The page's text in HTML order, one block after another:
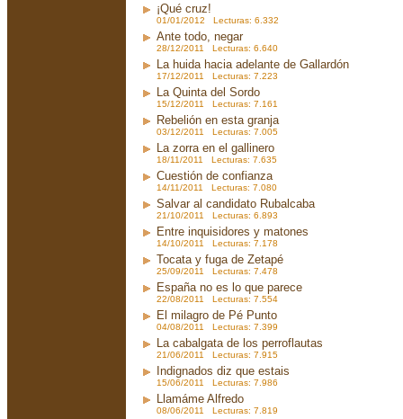
¡Qué cruz!
01/01/2012 Lecturas: 6.332
Ante todo, negar
28/12/2011 Lecturas: 6.640
La huida hacia adelante de Gallardón
17/12/2011 Lecturas: 7.223
La Quinta del Sordo
15/12/2011 Lecturas: 7.161
Rebelión en esta granja
03/12/2011 Lecturas: 7.005
La zorra en el gallinero
18/11/2011 Lecturas: 7.635
Cuestión de confianza
14/11/2011 Lecturas: 7.080
Salvar al candidato Rubalcaba
21/10/2011 Lecturas: 6.893
Entre inquisidores y matones
14/10/2011 Lecturas: 7.178
Tocata y fuga de Zetapé
25/09/2011 Lecturas: 7.478
España no es lo que parece
22/08/2011 Lecturas: 7.554
El milagro de Pé Punto
04/08/2011 Lecturas: 7.399
La cabalgata de los perroflautas
21/06/2011 Lecturas: 7.915
Indignados diz que estais
15/06/2011 Lecturas: 7.986
Llamáme Alfredo
08/06/2011 Lecturas: 7.819